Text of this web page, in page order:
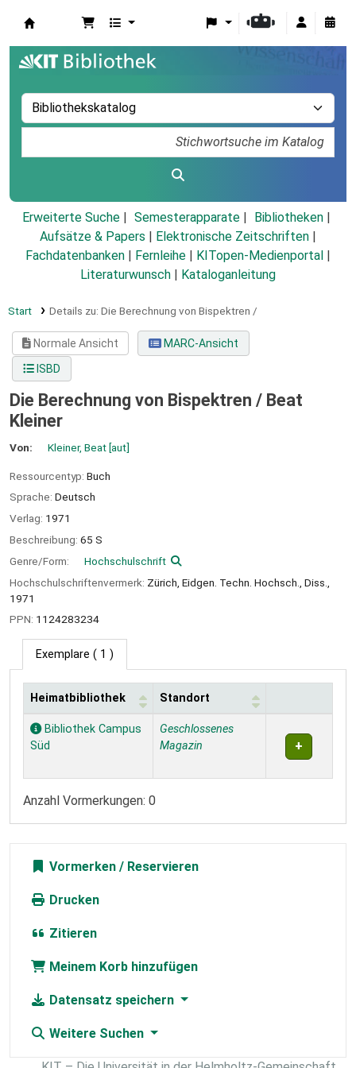
Erweiterte Suche Semesterapparate
Bibliotheken
Aufsätze & Papers
Elektronische Zeitschriften
Fachdatenbanken
Fernleihe KITopen-Medienportal
Literaturwunsch
Kataloganleitung
Start Details zu: Die Berechnung von Bispektren /
Normale Ansicht
MARC-Ansicht
ISBD
Die Berechnung von Bispektren / Beat
Kleiner
Von: Kleiner, Beat[aut]
Ressourcentyp: Buch
Sprache: Deutsch
Verlag: 1971
Beschreibung: 65 S
Genre/Form:
Hochschulschrift
Hochschulschriftenvermerk: Zürich, Eidgen. Techn. Hochsch., Diss.,
1971
PPN: 1124283234
Exemplare ( 1 )
Exemplare
Heimatbibliothek Standort
Bibliothek Campus
Süd
Geschlossenes
Magazin
Anzahl Vormerkungen: 0
Vormerken
Drucken
Zitieren
Meinem Korb hinzufügen
Datensatz speichern
Weitere Suchen